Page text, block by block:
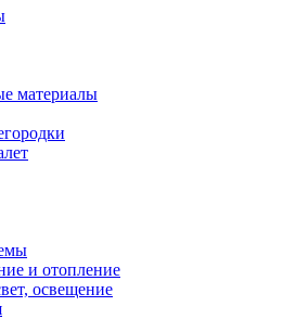
материалы
и отопление
освещение